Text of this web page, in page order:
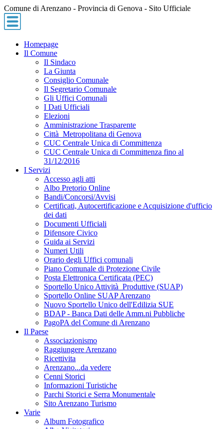
Comune di Arenzano - Provincia di Genova - Sito Ufficiale
Homepage
Il Comune
Il Sindaco
La Giunta
Consiglio Comunale
Il Segretario Comunale
Gli Uffici Comunali
I Dati Ufficiali
Elezioni
Amministrazione Trasparente
Città Metropolitana di Genova
CUC Centrale Unica di Committenza
CUC Centrale Unica di Committenza fino al
31/12/2016
I Servizi
Accesso agli atti
Albo Pretorio Online
Bandi/Concorsi/Avvisi
Certificati, Autocertificazione e Acquisizione d'ufficio
dei dati
Documenti Ufficiali
Difensore Civico
Guida ai Servizi
Numeri Utili
Orario degli Uffici comunali
Piano Comunale di Protezione Civile
Posta Elettronica Certificata (PEC)
Sportello Unico Attività Produttive (SUAP)
Sportello Online SUAP Arenzano
Nuovo Sportello Unico dell'Edilizia SUE
BDAP - Banca Dati delle Amm.ni Pubbliche
PagoPA del Comune di Arenzano
Il Paese
Associazionismo
Raggiungere Arenzano
Ricettivita
Arenzano...da vedere
Cenni Storici
Informazioni Turistiche
Parchi Storici e Serra Monumentale
Sito Arenzano Turismo
Varie
Album Fotografico